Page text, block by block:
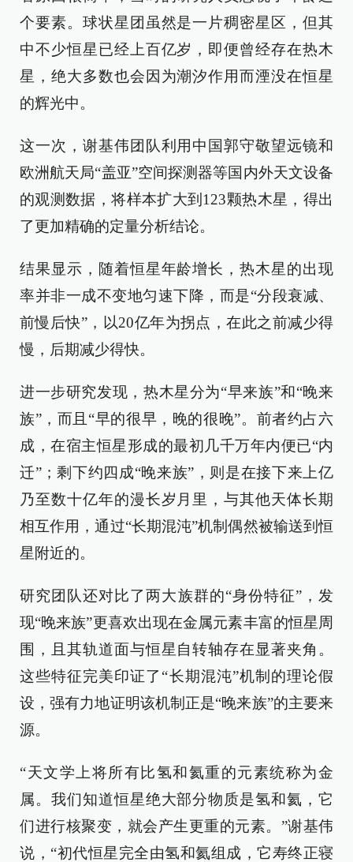
个要素。球状星团虽然是一片稠密星区，但其
中不少恒星已经上百亿岁，即便曾经存在热木
星，绝大多数也会因为潮汐作用而湮没在恒星
的辉光中。
这一次，谢基伟团队利用中国郭守敬望远镜和
欧洲航天局“盖亚”空间探测器等国内外天文设备
的观测数据，将样本扩大到123颗热木星，得出
了更加精确的定量分析结论。
结果显示，随着恒星年龄增长，热木星的出现
率并非一成不变地匀速下降，而是“分段衰减、
前慢后快”，以20亿年为拐点，在此之前减少得
慢，后期减少得快。
进一步研究发现，热木星分为“早来族”和“晚来
族”，而且“早的很早，晚的很晚”。前者约占六
成，在宿主恒星形成的最初几千万年内便已“内
迁”；剩下约四成“晚来族”，则是在接下来上亿
乃至数十亿年的漫长岁月里，与其他天体长期
相互作用，通过“长期混沌”机制偶然被输送到恒
星附近的。
研究团队还对比了两大族群的“身份特征”，发
现“晚来族”更喜欢出现在金属元素丰富的恒星周
围，且其轨道面与恒星自转轴存在显著夹角。
这些特征完美印证了“长期混沌”机制的理论假
设，强有力地证明该机制正是“晚来族”的主要来
源。
“天文学上将所有比氢和氦重的元素统称为金
属。我们知道恒星绝大部分物质是氢和氦，它
们进行核聚变，就会产生更重的元素。”谢基伟
说，“初代恒星完全由氢和氦组成，它寿终正寝